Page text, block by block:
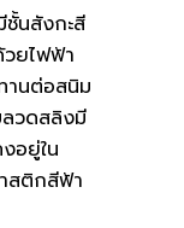
นสังกะสี
ยไฟฟ้า
านต่อสนิม
ลวดสลิงมี
อยู่ใน
สติกสีฟ้า